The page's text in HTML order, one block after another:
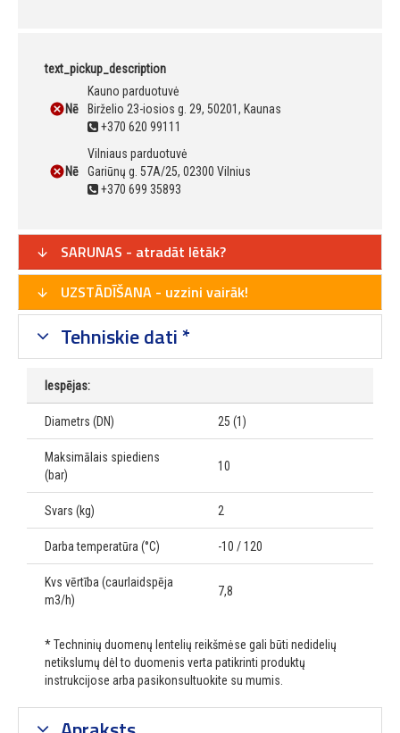
text_pickup_description
Nē
Kauno parduotuvė
Birželio 23-iosios g. 29, 50201, Kaunas
+370 620 99111
Nē
Vilniaus parduotuvė
Gariūnų g. 57A/25, 02300 Vilnius
+370 699 35893
SARUNAS - atradāt lētāk?
UZSTĀDĪŠANA - uzzini vairāk!
Tehniskie dati *
Iespējas:
Diametrs (DN) 25 (1)
Maksimālais spiediens
(bar)
10
Svars (kg) 2
Darba temperatūra (°C) -10 / 120
Kvs vērtība (caurlaidspēja
m3/h)
7,8
* Techninių duomenų lentelių reikšmėse gali būti nedidelių
netikslumų dėl to duomenis verta patikrinti produktų
instrukcijose arba pasikonsultuokite su mumis.